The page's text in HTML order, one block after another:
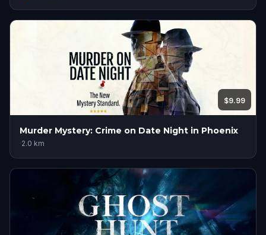
$9.99
Murder Mystery: Crime on Date Night in Phoenix
·2.0 km